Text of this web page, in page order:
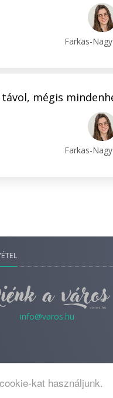
kat használjunk.
Farkas-
mégis
Farkas-
info@varos.hu